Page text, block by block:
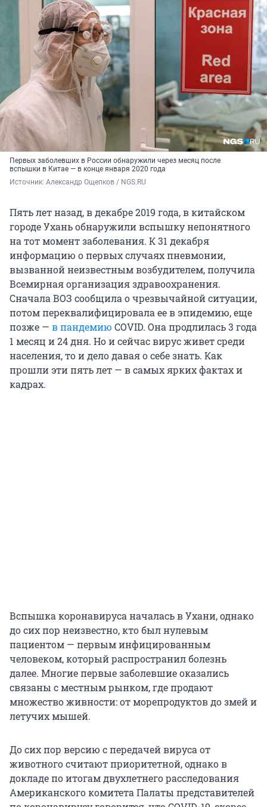
Первых заболевших в России обнаружили через месяц после
вспышки в Китае — в конце января 2020 года
Источник: Александр Ощепков / NGS.RU
Пять лет назад, в декабре 2019 года, в китайском
городе Ухань обнаружили вспышку непонятного
на тот момент заболевания. К 31 декабря
информацию о первых случаях пневмонии,
вызванной неизвестным возбудителем, получила
Всемирная организация здравоохранения.
Сначала ВОЗ сообщила о чрезвычайной ситуации,
потом переквалифицировала ее в эпидемию, еще
позже — в пандемию COVID. Она продлилась 3 года
1 месяц и 24 дня. Но и сейчас вирус живет среди
населения, то и дело давая о себе знать. Как
прошли эти пять лет — в самых ярких фактах и
кадрах.
Вспышка коронавируса началась в Ухани, однако
до сих пор неизвестно, кто был нулевым
пациентом — первым инфицированным
человеком, который распространил болезнь
далее. Многие первые заболевшие оказались
связаны с местным рынком, где продают
множество живности: от морепродуктов до змей и
летучих мышей.
До сих пор версию с передачей вируса от
животного считают приоритетной, однако в
докладе по итогам двухлетнего расследования
Американского комитета Палаты представителей